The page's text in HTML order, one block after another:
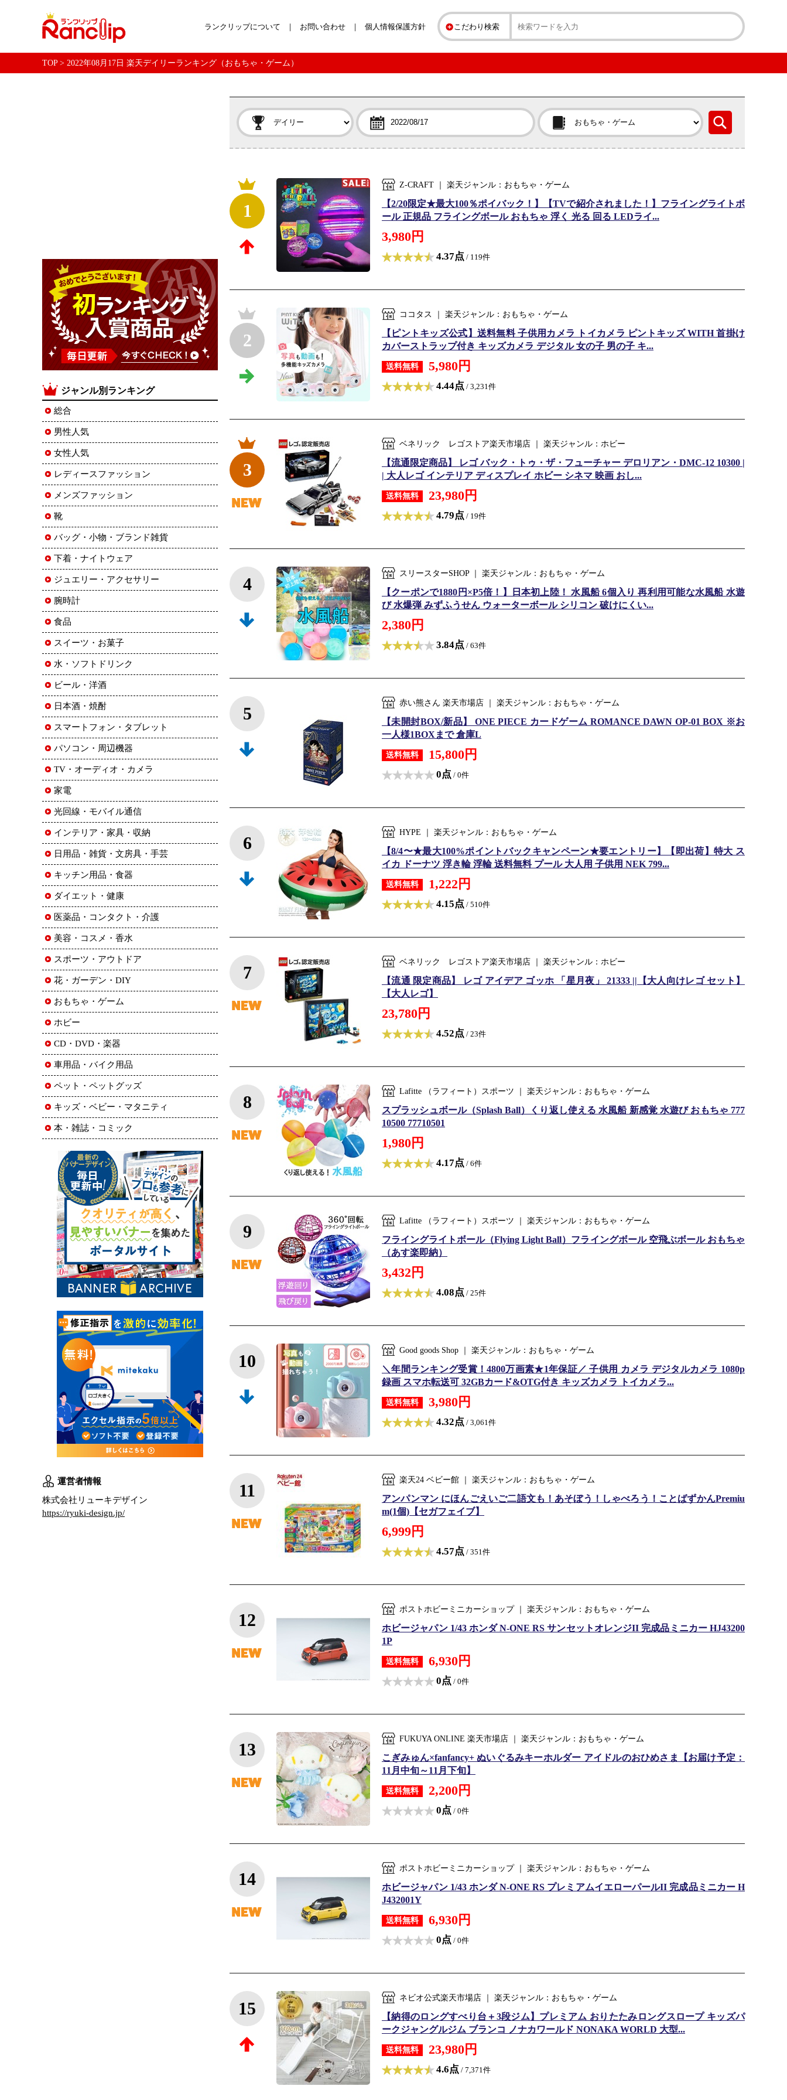
こだわり検索
ランクリップについて お問い合わせ 個人情報保護方針
TOP> 2022年08月17日 楽天デイリーランキング（おもちゃ・ゲーム）
1
Z-CRAFT ｜ 楽天ジャンル：おもちゃ・ゲーム
【2/20限定★最大100％ポイバック！】【TVで紹介されました！】フライングライトボ
ール 正規品 フライングボール おもちゃ 浮く 光る 回る LEDライ...
3,980円
4.37点 / 119件
2
ココタス ｜ 楽天ジャンル：おもちゃ・ゲーム
【ピントキッズ公式】送料無料 子供用カメラ トイカメラ ピントキッズ WITH 首掛け
カバーストラップ付き キッズカメラ デジタル 女の子 男の子 キ...
送料無料 5,980円
4.44点 / 3,231件
3
ベネリック レゴストア楽天市場店 ｜ 楽天ジャンル：ホビー
【流通限定商品】 レゴ バック・トゥ・ザ・フューチャー デロリアン・DMC-12 10300 |
| 大人レゴ インテリア ディスプレイ ホビー シネマ 映画 おし...
送料無料 23,980円
4.79点 / 19件
4
スリースターSHOP ｜ 楽天ジャンル：おもちゃ・ゲーム
【クーポンで1880円×P5倍！】日本初上陸！ 水風船 6個入り 再利用可能な水風船 水遊
び 水爆弾 みずふうせん ウォーターボール シリコン 破けにくい...
2,380円
3.84点 / 63件
5
赤い熊さん 楽天市場店 ｜ 楽天ジャンル：おもちゃ・ゲーム
【未開封BOX/新品】 ONE PIECE カードゲーム ROMANCE DAWN OP-01 BOX ※お
一人様1BOXまで 倉庫L
送料無料 15,800円
0点 / 0件
6
HYPE ｜ 楽天ジャンル：おもちゃ・ゲーム
【8/4〜★最大100%ポイントバックキャンペーン★要エントリー】【即出荷】特大 ス
イカ ドーナツ 浮き輪 浮輪 送料無料 プール 大人用 子供用 NEK 799...
送料無料 1,222円
4.15点 / 510件
7
ベネリック レゴストア楽天市場店 ｜ 楽天ジャンル：ホビー
【流通 限定商品】 レゴ アイデア ゴッホ 「星月夜」 21333 ||【大人向けレゴ セット】
【大人レゴ】
23,780円
4.52点 / 23件
8
Lafitte （ラフィート）スポーツ ｜ 楽天ジャンル：おもちゃ・ゲーム
スプラッシュボール（Splash Ball）くり返し使える 水風船 新感覚 水遊び おもちゃ 777
10500 77710501
1,980円
4.17点 / 6件
9
Lafitte （ラフィート）スポーツ ｜ 楽天ジャンル：おもちゃ・ゲーム
フライングライトボール（Flying Light Ball）フライングボール 空飛ぶボール おもちゃ
（あす楽即納）
3,432円
4.08点 / 25件
10
Good goods Shop ｜ 楽天ジャンル：おもちゃ・ゲーム
＼年間ランキング受賞！4800万画素★1年保証／ 子供用 カメラ デジタルカメラ 1080p
録画 スマホ転送可 32GBカード&OTG付き キッズカメラ トイカメラ...
送料無料 3,980円
4.32点 / 3,061件
11
楽天24 ベビー館 ｜ 楽天ジャンル：おもちゃ・ゲーム
アンパンマン にほんごえいご二語文も！あそぼう！しゃべろう！ことばずかんPremiu
m(1個)【セガフェイブ】
6,999円
4.57点 / 351件
12
ポストホビーミニカーショップ ｜ 楽天ジャンル：おもちゃ・ゲーム
ホビージャパン 1/43 ホンダ N-ONE RS サンセットオレンジII 完成品ミニカー HJ43200
1P
送料無料 6,930円
0点 / 0件
13
FUKUYA ONLINE 楽天市場店 ｜ 楽天ジャンル：おもちゃ・ゲーム
こぎみゅん×fanfancy+ ぬいぐるみキーホルダー アイドルのおひめさま【お届け予定：
11月中旬～11月下旬】
送料無料 2,200円
0点 / 0件
14
ポストホビーミニカーショップ ｜ 楽天ジャンル：おもちゃ・ゲーム
ホビージャパン 1/43 ホンダ N-ONE RS プレミアムイエローパールII 完成品ミニカー H
J432001Y
送料無料 6,930円
0点 / 0件
15
ネビオ公式楽天市場店 ｜ 楽天ジャンル：おもちゃ・ゲーム
【納得のロングすべり台＋3段ジム】プレミアム おりたたみロングスロープ キッズパ
ークジャングルジム ブランコ ノナカワールド NONAKA WORLD 大型...
送料無料 23,980円
4.6点 / 7,371件
ジャンル別ランキング
総合
男性人気
女性人気
レディースファッション
メンズファッション
靴
バッグ・小物・ブランド雑貨
下着・ナイトウェア
ジュエリー・アクセサリー
腕時計
食品
スイーツ・お菓子
水・ソフトドリンク
ビール・洋酒
日本酒・焼酎
スマートフォン・タブレット
パソコン・周辺機器
TV・オーディオ・カメラ
家電
光回線・モバイル通信
インテリア・家具・収納
日用品・雑貨・文房具・手芸
キッチン用品・食器
ダイエット・健康
医薬品・コンタクト・介護
美容・コスメ・香水
スポーツ・アウトドア
花・ガーデン・DIY
おもちゃ・ゲーム
ホビー
CD・DVD・楽器
車用品・バイク用品
ペット・ペットグッズ
キッズ・ベビー・マタニティ
本・雑誌・コミック
運営者情報
株式会社リューキデザイン
https://ryuki-design.jp/